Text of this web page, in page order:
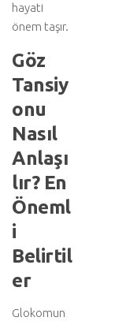
hayati
önem taşır.
Göz
Tansiy
onu
Nasıl
Anlaşı
lır? En
Öneml
i
Belirtil
er
Glokomun